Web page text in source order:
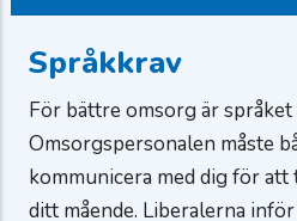
Språkkrav
För bättre omsorg är språket
Omsorgspersonalen måste
kommunicera med dig för
ditt mående. Liberalerna